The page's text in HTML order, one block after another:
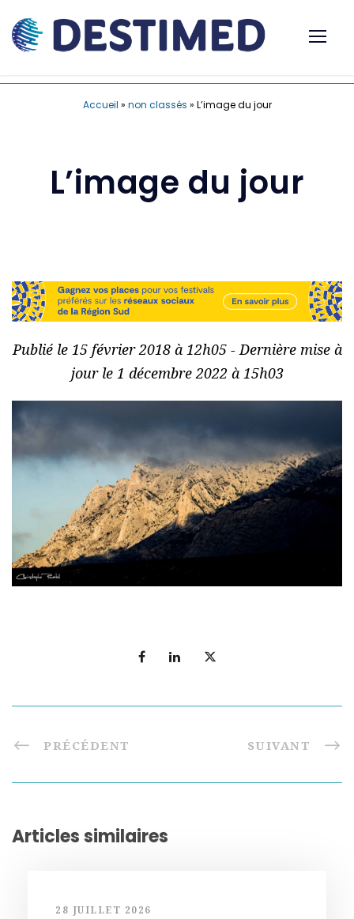
Accueil » non classés » L’image du jour
L’image du jour
Publié le 15 février 2018 à 12h05 - Dernière mise à
jour le 1 décembre 2022 à 15h03
PRÉCÉDENT SUIVANT
Articles similaires
28 JUILLET 2026